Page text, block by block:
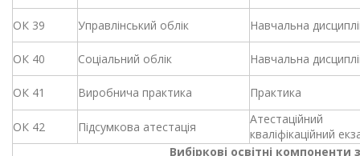
ОК 39 Управлінський облік Навчальна
ОК 40 Соціальний облік Навчальна
ОК 41 Виробнича практика Практика
ОК 42 Підсумкова атестація
Атестаційний
кваліфікаційний
Вибіркові освітні